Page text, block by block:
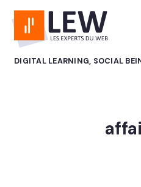
DIGITAL LEARNING, SOCIAL